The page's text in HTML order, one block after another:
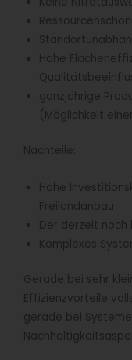
Hohe
ganzjährige
(Möglichkeit
Nachteile:
Hohe
Freilandanbau
Der derzeit noch
Komplexes
Gerade bei sehr
Effizienzvorteile
gerade bei